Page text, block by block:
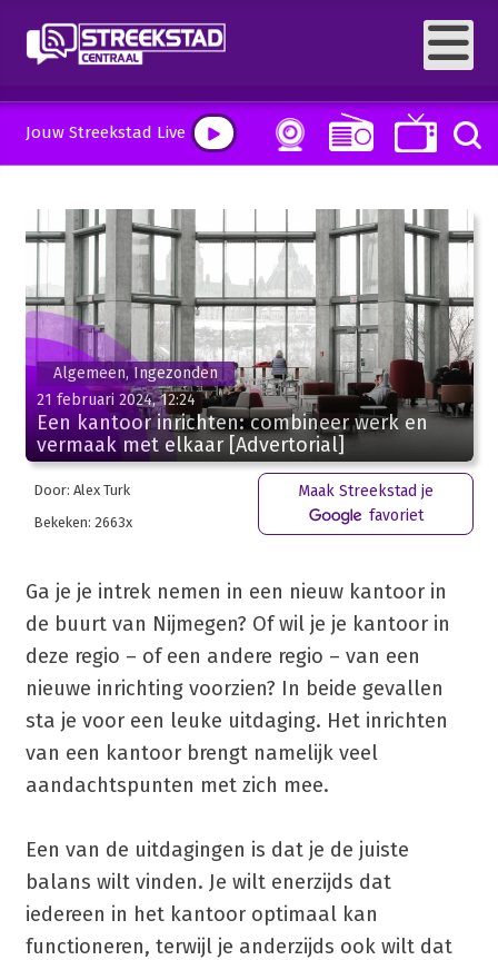
Jouw Streekstad Live
Algemeen, Ingezonden
21 februari 2024, 12:24
Een kantoor inrichten: combineer werk en
vermaak met elkaar [Advertorial]
Door: Alex Turk
Bekeken: 2663x
Maak Streekstad je
favoriet
Ga je je intrek nemen in een nieuw kantoor in
de buurt van Nijmegen? Of wil je je kantoor in
deze regio – of een andere regio – van een
nieuwe inrichting voorzien? In beide gevallen
sta je voor een leuke uitdaging. Het inrichten
van een kantoor brengt namelijk veel
aandachtspunten met zich mee.
Een van de uitdagingen is dat je de juiste
balans wilt vinden. Je wilt enerzijds dat
iedereen in het kantoor optimaal kan
functioneren, terwijl je anderzijds ook wilt dat